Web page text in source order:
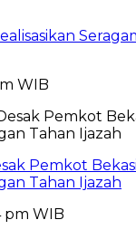
WIB
Pemkot
Tahan Ijazah
pm WIB